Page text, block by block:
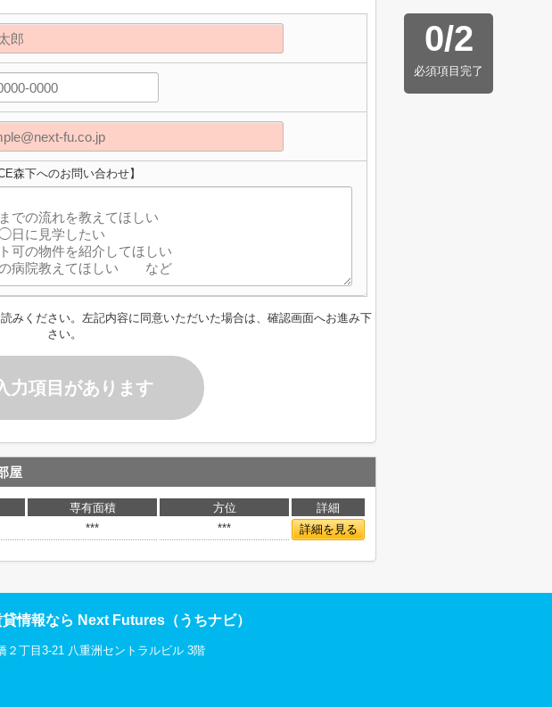
0/2
必須項目完了
森下へのお問い合わせ】
みください。左記内容に同意いただいた場合は、確認画面へお進み下
さい。
力項目があります
屋
専有面積 方位
詳細
*** *** 詳細を見る
情報なら Next Futures（うちナビ）
２丁目3-21 八重洲セントラルビル 3階